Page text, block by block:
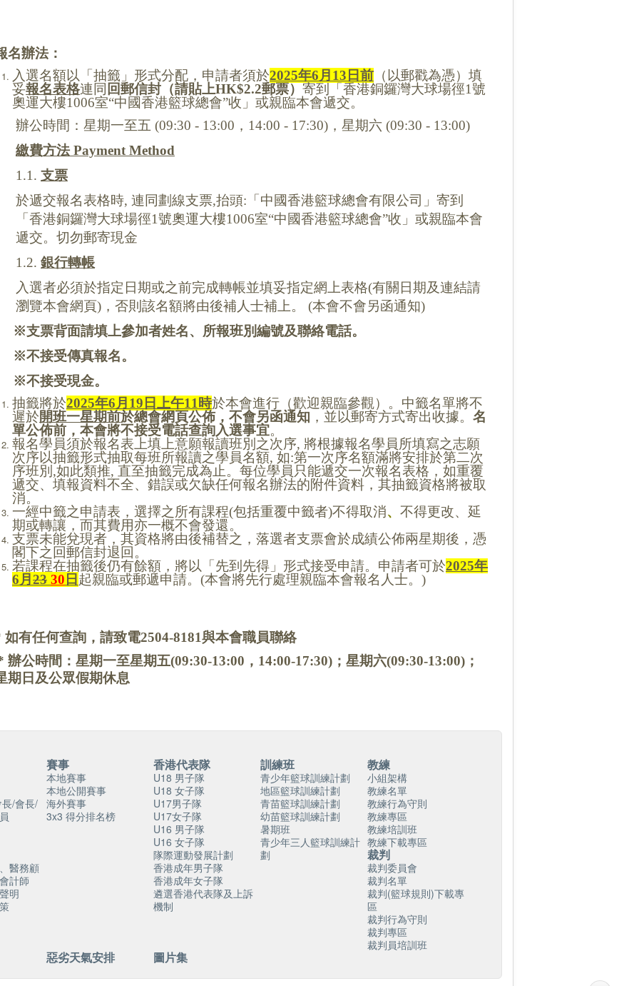
名辦法：
入選名額以「抽籤」形式分配，申請者須於2025年6月 13 日前 （以郵戳為憑）填
妥報名表格連同 回郵信封（請貼上HK$2.2郵票） 寄到「香港銅鑼灣大球場徑1號
奧運大樓1006室“中國香港籃球總會”收」或親臨本會遞交。
辦公時間： 星期一至五 (09:30 - 13:00 ， 14:00 - 17:30) ，星期六 (09:30 - 13:00)
繳費方法 Payment Method
1.1. 支票
於遞交報名表格時, 連同劃線支票,抬頭: 「中國香港籃球總會有限公司」 寄到
「香港銅鑼灣大球場徑1號奧運大樓1006室“中國香港籃球總會”收」或親臨本會
遞交。切勿郵寄現金
1.2. 銀行轉帳
入選者必須於指定日期或之前完成轉帳並填妥指定網上表格(有關日期及連結請
瀏覽本會網頁) ，否則該名額將由後補人士補上。 (本會不會另函通知)
※支票背面請填上參加者姓名、所報班別編號及聯絡電話。
※不接受傳真報名。
※不接受現金。
抽籤將於2025年6月 19 日上午11 時於本會進行（歡迎親臨參觀）。中籤名單將不
遲於開班一星期前於總會網頁公佈，不會另函通知 ，並以郵寄方式寄出收據。 名
單公佈前，本會將不接受電話查詢入選事宜。
報名學員須於報名表上填上意願報讀班別之次序, 將根據報名學員所填寫之志願
次序以抽籤形式抽取每班所報讀之學員名額, 如:第一次序名額滿將安排於第二次
序班別 ,如此類推, 直至抽籤完成為止。每位學員只能遞交一次報名表格，如重覆
遞交、填報資料不全、錯誤或欠缺任何報名辦法的附件資料，其抽籤資格將被取
消。
一經中籤之申請表，選擇之所有課程(包括重覆中籤者)不得取消、 不得更改、延
期或轉讓，而其費用亦一概不會發還。
支票未能兌現者，其資格將由後補替之，落選者支票會於成績公佈兩星期後 ，憑
閣下之回郵信封退回。
若課程在抽籤後仍有餘額，將以「先到先得」形式接受申請。申請者可於2025年
6月 23 30 日 起親臨或郵遞申請。 (本會將先行處理親臨本會報名人士。 )
如有任何查詢，請致電2504-8181與本會職員聯絡
辦公時間：星期一至星期五(09:30-13:00，14:00-17:30)；星期六(09:30-13:00)；
期日及公眾假期休息
/會長/
醫務顧
計師
明
賽事
本地賽事
本地公開賽事
海外賽事
3x3 得分排名榜
香港代表隊
U18 男子隊
U18 女子隊
U17男子隊
U17女子隊
U16 男子隊
U16 女子隊
隊際運動發展計劃
香港成年男子隊
香港成年女子隊
遴選香港代表隊及上訴
機制
訓練班
青少年籃球訓練計劃
地區籃球訓練計劃
青苗籃球訓練計劃
幼苗籃球訓練計劃
暑期班
青少年三人籃球訓練計
劃
教練
小組架構
教練名單
教練行為守則
教練專區
教練培訓班
教練下載專區
裁判
裁判委員會
裁判名單
裁判(籃球規則)下載專
區
裁判行為守則
裁判專區
裁判員培訓班
惡劣天氣安排 圖片集